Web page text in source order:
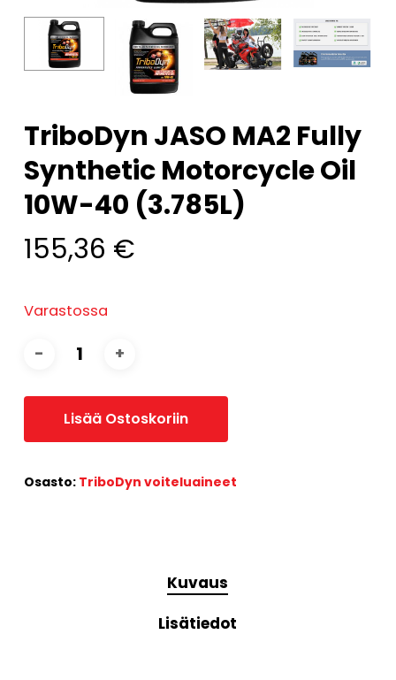
TriboDyn JASO MA2 Fully
Synthetic Motorcycle Oil
10W-40 (3.785L)
155,36 €
Varastossa
Lisää Ostoskoriin
Osasto: TriboDyn voiteluaineet
Kuvaus
Lisätiedot